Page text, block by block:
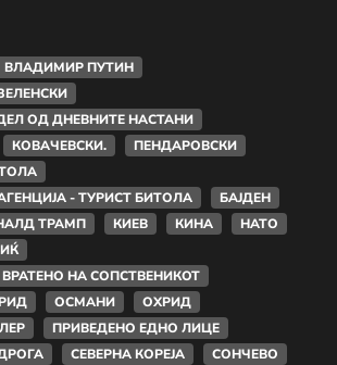
ВЛАДИМИР ПУТИН
ОД ДНЕВНИТЕ НАСТАНИ
КОВАЧЕВСКИ.
ПЕНДАРОВСКИ
- ТУРИСТ БИТОЛА
БАЈДЕН
ТРАМП КИЕВ КИНА
НАТО
НА СОПСТВЕНИКОТ
ОСМАНИ
ОХРИД
ПРИВЕДЕНО ЕДНО ЛИЦЕ
СЕВЕРНА КОРЕЈА
СОНЧЕВО